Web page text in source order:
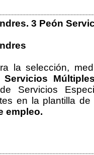
3 Peón
la selección,
Servicios
en la plantilla
empleo.